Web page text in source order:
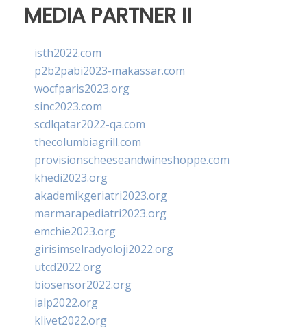
MEDIA PARTNER II
isth2022.com
p2b2pabi2023-makassar.com
wocfparis2023.org
sinc2023.com
scdlqatar2022-qa.com
thecolumbiagrill.com
provisionscheeseandwineshoppe.com
khedi2023.org
akademikgeriatri2023.org
marmarapediatri2023.org
emchie2023.org
girisimselradyoloji2022.org
utcd2022.org
biosensor2022.org
ialp2022.org
klivet2022.org